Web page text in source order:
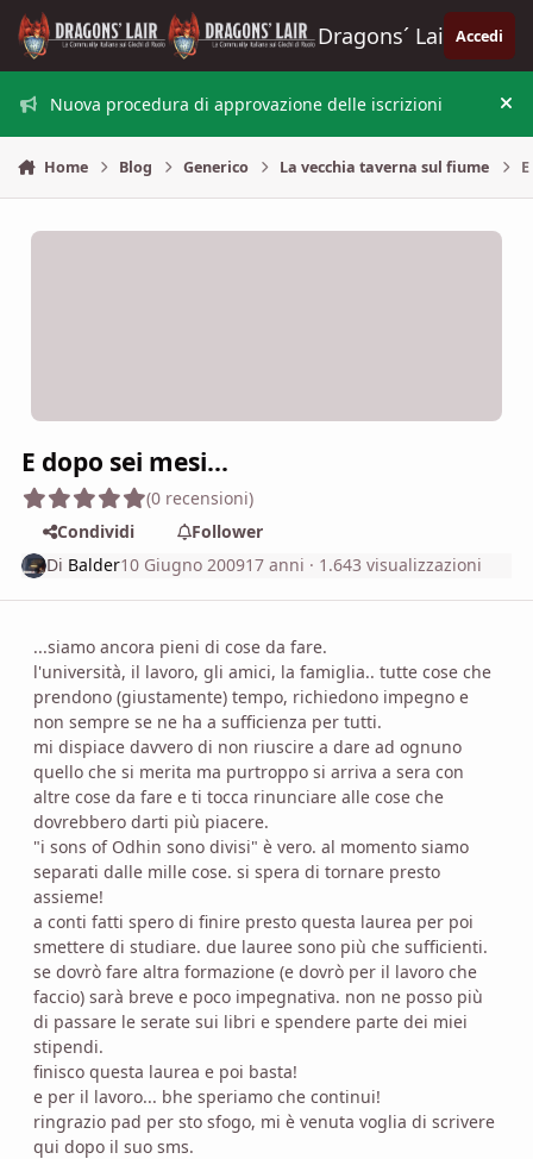
Vai al contenuto
Dragons´ Lair Accedi
Nuova procedura di approvazione delle iscrizioni
Home Blog Generico La vecchia taverna sul fiume
E dopo sei mesi...
(0 recensioni)
Condividi
Follower
Di Balder10 Giugno 200917 anni · 1.643 visualizzazioni
...siamo ancora pieni di cose da fare.
l'università, il lavoro, gli amici, la famiglia.. tutte cose che
prendono (giustamente) tempo, richiedono impegno e
non sempre se ne ha a sufficienza per tutti.
mi dispiace davvero di non riuscire a dare ad ognuno
quello che si merita ma purtroppo si arriva a sera con
altre cose da fare e ti tocca rinunciare alle cose che
dovrebbero darti più piacere.
"i sons of Odhin sono divisi" è vero. al momento siamo
separati dalle mille cose. si spera di tornare presto
assieme!
a conti fatti spero di finire presto questa laurea per poi
smettere di studiare. due lauree sono più che sufficienti.
se dovrò fare altra formazione (e dovrò per il lavoro che
faccio) sarà breve e poco impegnativa. non ne posso più
di passare le serate sui libri e spendere parte dei miei
stipendi.
finisco questa laurea e poi basta!
e per il lavoro... bhe speriamo che continui!
ringrazio pad per sto sfogo, mi è venuta voglia di scrivere
qui dopo il suo sms.